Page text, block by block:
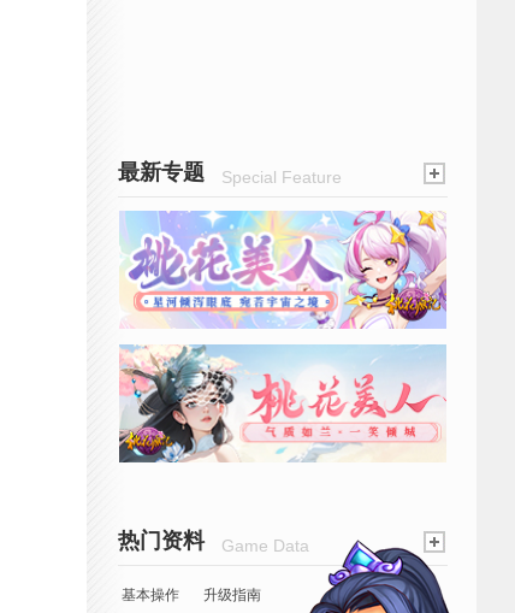
最新专题 Special Feature
热门资料 Game Data
基本操作 升级指南